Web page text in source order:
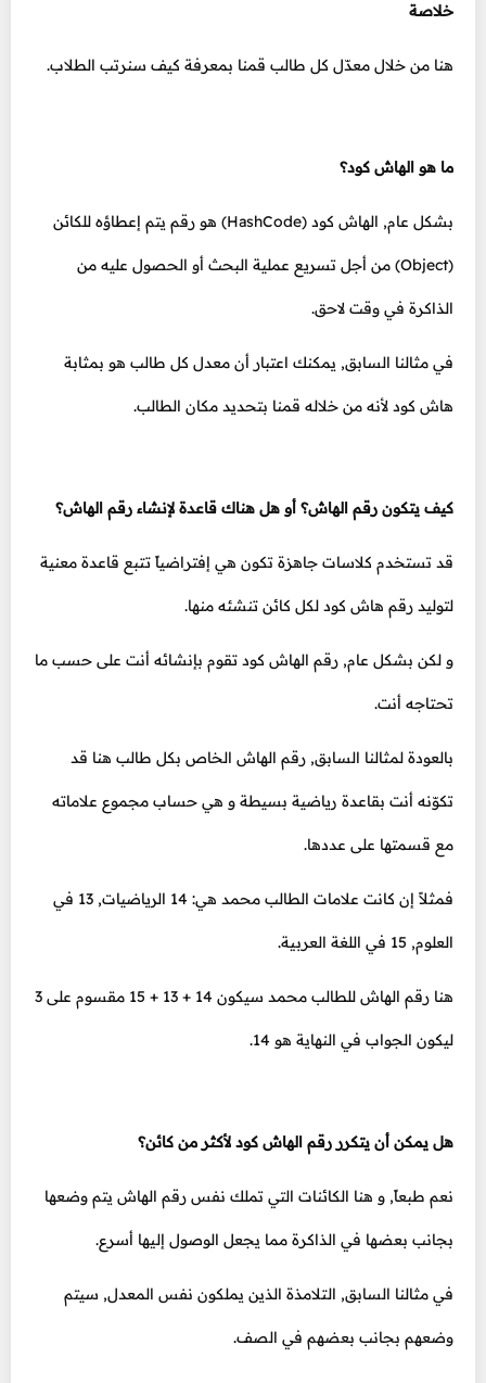
خلاصة
هنا من خلال معدّل كل طالب قمنا بمعرفة كيف سنرتب الطلاب.
ما هو الهاش كود؟
بشكل عام, الهاش كود (HashCode) هو رقم يتم إعطاؤه للكائن
(Object) من أجل تسريع عملية البحث أو الحصول عليه من
الذاكرة في وقت لاحق.
في مثالنا السابق, يمكنك اعتبار أن معدل كل طالب هو بمثابة
هاش كود لأنه من خلاله قمنا بتحديد مكان الطالب.
كيف يتكون رقم الهاش؟ أو هل هناك قاعدة لإنشاء رقم الهاش؟
قد تستخدم كلاسات جاهزة تكون هي إفتراضياً تتبع قاعدة معنية
لتوليد رقم هاش كود لكل كائن تنشئه منها.
و لكن بشكل عام, رقم الهاش كود تقوم بإنشائه أنت على حسب ما
تحتاجه أنت.
بالعودة لمثالنا السابق, رقم الهاش الخاص بكل طالب هنا قد
تكوّنه أنت بقاعدة رياضية بسيطة و هي حساب مجموع علاماته
مع قسمتها على عددها.
فمثلاً إن كانت علامات الطالب محمد هي: 14 الرياضيات, 13 في
العلوم, 15 في اللغة العربية.
هنا رقم الهاش للطالب محمد سيكون 14 + 13 + 15 مقسوم على 3
ليكون الجواب في النهاية هو 14.
هل يمكن أن يتكرر رقم الهاش كود لأكثر من كائن؟
نعم طبعاً, و هنا الكائنات التي تملك نفس رقم الهاش يتم وضعها
بجانب بعضها في الذاكرة مما يجعل الوصول إليها أسرع.
في مثالنا السابق, التلامذة الذين يملكون نفس المعدل, سيتم
وضعهم بجانب بعضهم في الصف.